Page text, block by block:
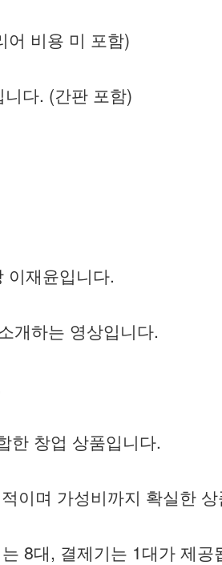
어 비용 미 포함)
다. (간판 포함)
이재윤입니다.
개하는 영상입니다.
한 창업 상품입니다.
이며 가성비까지 확실한
8대, 결제기는 1대가 제공